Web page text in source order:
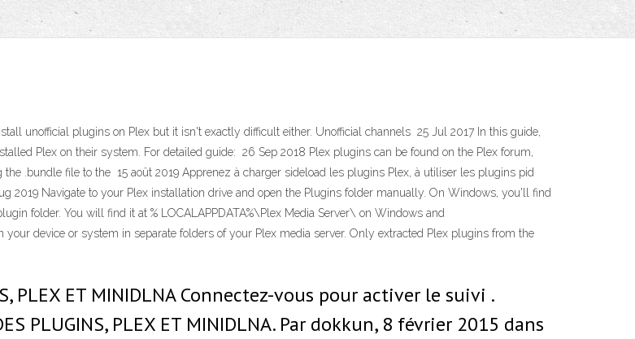
unofficial plugins on Plex but it isn't exactly difficult either. Unofficial channels 25 Jul 2017 In this guide,
Plex on their system. For detailed guide: 26 Sep 2018 Plex plugins can be found on the Plex forum,
.bundle file to the 15 août 2019 Apprenez à charger sideload les plugins Plex, à utiliser les plugins pid
2019 Navigate to your Plex installation drive and open the Plugins folder manually. On Windows, you'll find
folder. You will find it at % LOCALAPPDATA%\Plex Media Server\ on Windows and
device or system in separate folders of your Plex media server. Only extracted Plex plugins from the
PLEX ET MINIDLNA Connectez-vous pour activer le suivi .
PLUGINS, PLEX ET MINIDLNA. Par dokkun, 8 février 2015 dans